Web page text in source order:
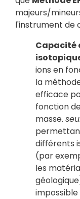
majeurs/
l'instrument de
Capacité
ions en
la
efficace
fonction
masse.
différents
(par
les
impossible